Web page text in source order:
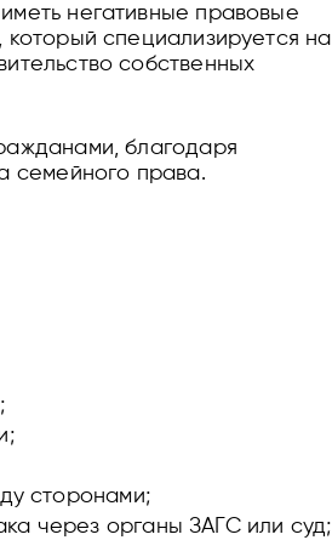
негативные правовые
специализируется на
собственных
благодаря
семейного права.
сторонами;
через органы ЗАГС или суд;